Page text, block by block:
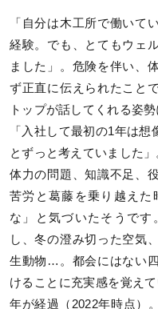
「自分は木工所で働いて
経験。でも、とてもウェ
ました」。危険を伴い、
ず正直に伝えられたこと
トップが話してくれる姿
「入社して最初の1年は
とずっと考えていました」
体力の問題、知識不足、
苦労と葛藤を乗り越え
な」と気づいたそうで
し、冬の澄み切った空気
生動物…。都会にはない
けることに充実感を覚え
年が経過（2022年時点）